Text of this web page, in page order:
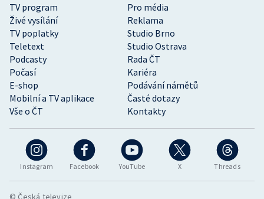
Instagram Facebook YouTube X Threads
TV program
Pro média
Živé vysílání
Reklama
TV poplatky
Studio Brno
Teletext
Studio Ostrava
Podcasty
Rada ČT
Počasí
Kariéra
E-shop
Podávání námětů
Mobilní a TV aplikace
Časté dotazy
Vše o ČT
Kontakty
© Česká televize